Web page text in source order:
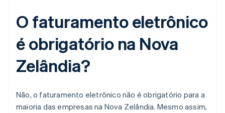
O faturamento eletrônico
é obrigatório na Nova
Zelândia?
Não, o faturamento eletrônico não é obrigatório para a
maioria das empresas na Nova Zelândia. Mesmo assim,